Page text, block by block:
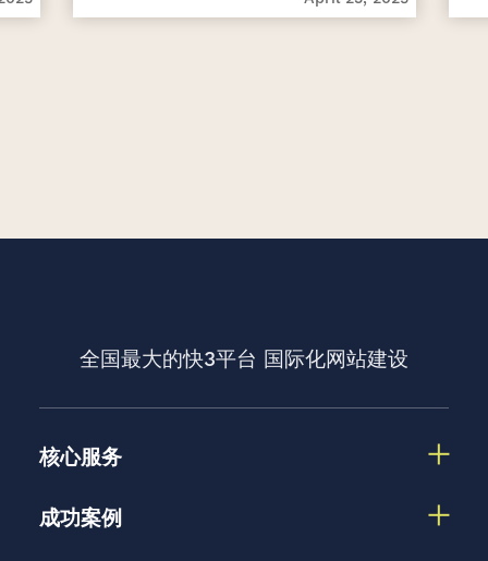
全国最大的快3平台 国际化网站建设
核心服务
成功案例